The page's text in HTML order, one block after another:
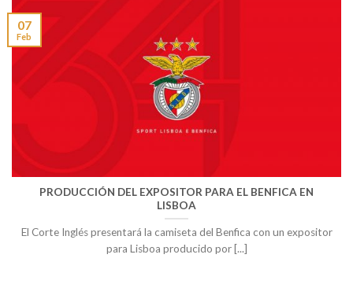
PRODUCCIÓN DEL EXPOSITOR PARA EL BENFICA EN
LISBOA
El Corte Inglés presentará la camiseta del Benfica con un expositor
para Lisboa producido por [...]
07
Feb